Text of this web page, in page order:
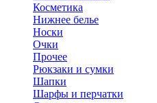
Косметика
Нижнее белье
Носки
Очки
Прочее
Рюкзаки и сумки
Шапки
Шарфы и перчатки